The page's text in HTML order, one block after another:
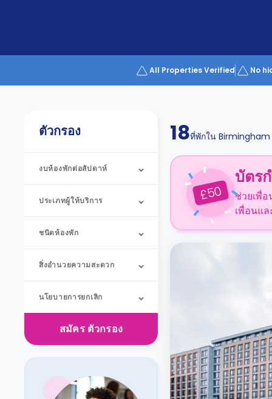
All Properties Verified No
ตัวกรอง
งบห้องพักต่อสัปดาห์
ประเภทผู้ให้บริการ
ชนิดห้องพัก
สิ่งอำนวยความสะดวก
นโยบายการยกเลิก
สมัคร ตัวกรอง
18ที่พักใน Birmingham
£50
บัตร
ช่วยเพื่
เพื่อนแ